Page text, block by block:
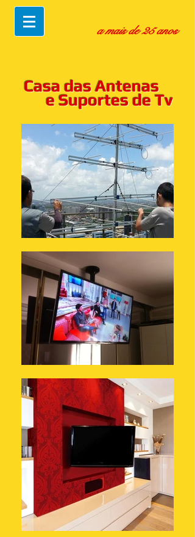
a mais de 25 anos
Casa das Antenas
e Suportes de Tv